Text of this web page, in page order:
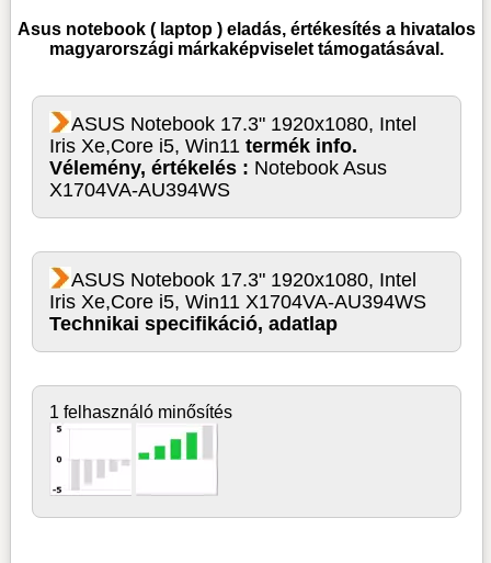
Asus notebook ( laptop )eladás, értékesítés a hivatalos
magyarországi márkaképviselet támogatásával.
ASUS Notebook 17.3" 1920x1080, Intel
Iris Xe,Core i5, Win11termék info.
Vélemény, értékelés : Notebook Asus
X1704VA-AU394WS
ASUS Notebook 17.3" 1920x1080, Intel
Iris Xe,Core i5, Win11 X1704VA-AU394WS
Technikai specifikáció, adatlap
1 felhasználó minősítés